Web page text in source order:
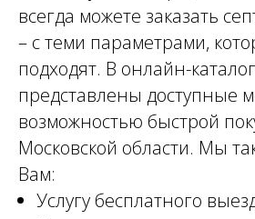
всегда можете заказать
– с теми параметрами,
подходят. В онлайн-
представлены доступные
возможностью быстрой
Московской области. Мы
Вам:
Услугу бесплатного